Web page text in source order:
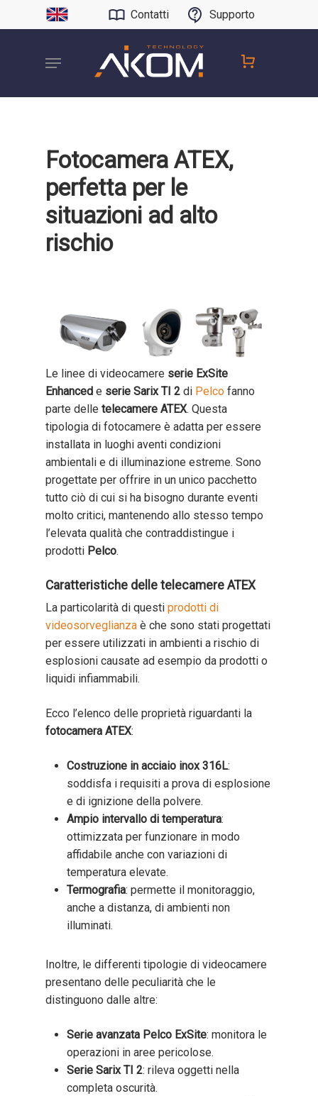
Contatti Supporto
Fotocamera ATEX,
perfetta per le
situazioni ad alto
rischio
Le linee di videocamere serie ExSite
Enhanced e serie Sarix TI 2 di Pelco fanno
parte delle telecamere ATEX. Questa
tipologia di fotocamere è adatta per essere
installata in luoghi aventi condizioni
ambientali e di illuminazione estreme. Sono
progettate per offrire in un unico pacchetto
tutto ciò di cui si ha bisogno durante eventi
molto critici, mantenendo allo stesso tempo
l’elevata qualità che contraddistingue i
prodotti Pelco.
Caratteristiche delle telecamere ATEX
La particolarità di questi prodotti di
videosorveglianza è che sono stati progettati
per essere utilizzati in ambienti a rischio di
esplosioni causate ad esempio da prodotti o
liquidi infiammabili.
Ecco l’elenco delle proprietà riguardanti la
fotocamera ATEX:
Costruzione in acciaio inox 316L:
soddisfa i requisiti a prova di esplosione
e di ignizione della polvere.
Ampio intervallo di temperatura:
ottimizzata per funzionare in modo
affidabile anche con variazioni di
temperatura elevate.
Termografia: permette il monitoraggio,
anche a distanza, di ambienti non
illuminati.
Inoltre, le differenti tipologie di videocamere
presentano delle peculiarità che le
distinguono dalle altre:
Serie avanzata Pelco ExSite: monitora le
operazioni in aree pericolose.
Serie Sarix TI 2: rileva oggetti nella
completa oscurità.